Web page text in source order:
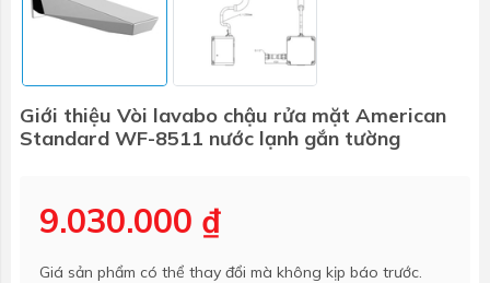
Giới thiệu Vòi lavabo chậu rửa mặt American
Standard WF-8511 nước lạnh gắn tường
9.030.000 ₫
Giá sản phẩm có thể thay đổi mà không kịp báo trước.